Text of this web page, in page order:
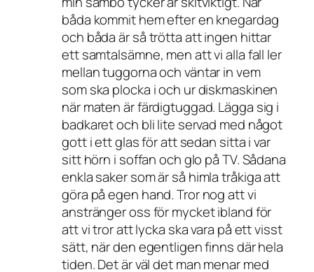
båda kommit hem efter en knegardag
och båda är så trötta att ingen hittar
ett samtalsämne, men att vi alla fall ler
mellan tuggorna och väntar in vem
som ska plocka i och ur diskmaskinen
när maten är färdigtuggad. Lägga sig i
badkaret och bli lite servad med något
gott i ett glas för att sedan sitta i var
sitt hörn i soffan och glo på TV. Sådana
enkla saker som är så himla tråkiga att
göra på egen hand. Tror nog att vi
anstränger oss för mycket ibland för
att vi tror att lycka ska vara på ett visst
sätt, när den egentligen finns där hela
tiden. Det är väl det man menar med